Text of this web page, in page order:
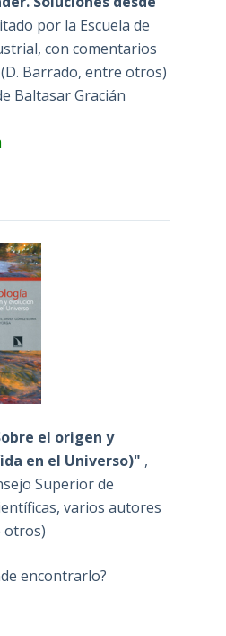
por la Escuela de
con comentarios
Barrado, entre otros)
Baltasar Gracián
el origen y
en el Universo)" ,
Superior de
varios autores
otros)
encontrarlo?